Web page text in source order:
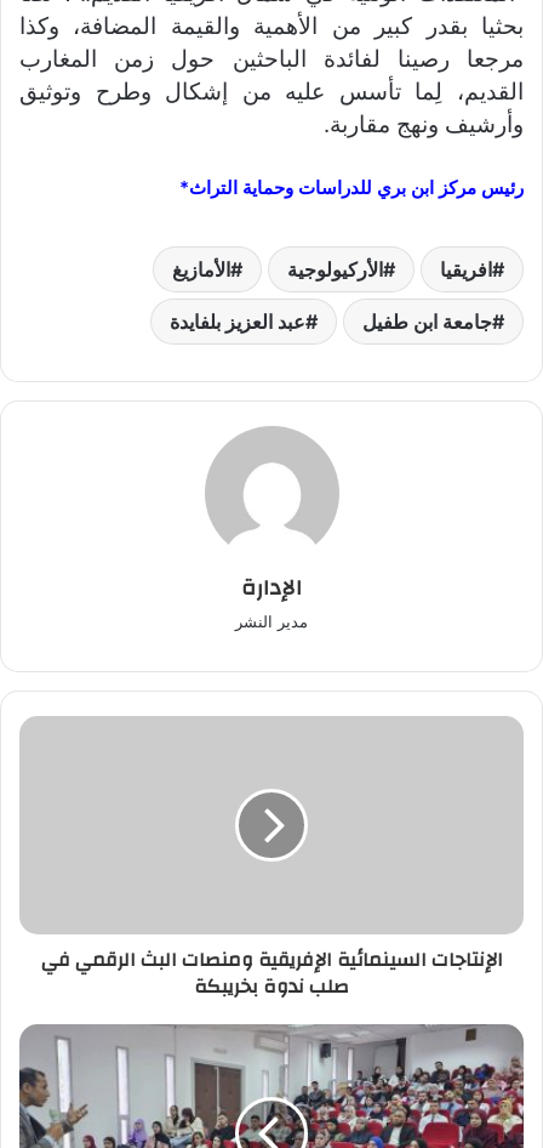
بحثيا بقدر كبير من الأهمية والقيمة المضافة، وكذا
مرجعا رصينا لفائدة الباحثين حول زمن المغارب
القديم، لِما تأسس عليه من إشكال وطرح وتوثيق
وأرشيف ونهج مقاربة.
رئيس مركز ابن بري للدراسات وحماية التراث*
افريقيا الأركيولوجية الأمازيغ
جامعة ابن طفيل عبد العزيز بلفايدة
الإدارة
مدير النشر
الإنتاجات
ندوة
بخريبكة
الإنتاجات السينمائية الإفريقية ومنصات البث الرقمي في
صلب ندوة بخريبكة
إعداديات
الريادة
في
المغرب
موضوع